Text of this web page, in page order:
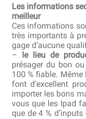
Les informations
meilleur
Ces informations
très importants à
gage d’aucune
–
le lieu de
présager du bon
100 % fiable.
font d’excellent
importer les bons
vous que les Ipad
que de 4 %